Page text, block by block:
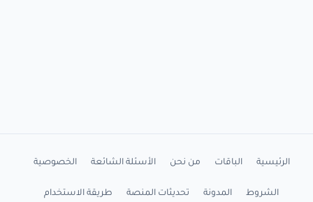
الرئيسية الباقات من نحن الأسئلة الشائعة الخصوصية
الشروط المدونة تحديثات المنصة طريقة الاستخدام